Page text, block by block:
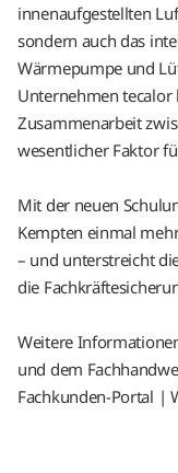
innenaufgestellten
sondern auch das
Wärmepumpe und
Unternehmen tecalor
Zusammenarbeit
wesentlicher Faktor
Mit der neuen
Kempten einmal
– und unterstreicht
die
Weitere
und dem
Fachkunden-Portal |